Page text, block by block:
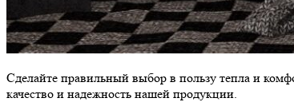
Сделайте правильный выбор в пользу тепла и
качество и надежность нашей продукции.